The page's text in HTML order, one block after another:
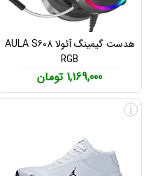
هدست گیمینگ آئولا AULA S608
RGB
1,169,000 تومان
i